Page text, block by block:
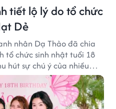
tiết lộ lý do tổ chức
Dẻ
nhân Dạ Thảo đã chia
tổ chức sinh nhật tuổi 18
hút sự chú ý của nhiều